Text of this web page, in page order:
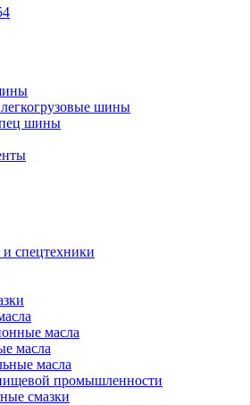
шины
шины
и спецтехники
масла
масла
масла
промышленности
смазки